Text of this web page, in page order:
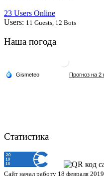
23 Users Online
Users: 11 Guests, 12 Bots
Наша погода
Статистика
Сайт начал работу 18 февраля 2019